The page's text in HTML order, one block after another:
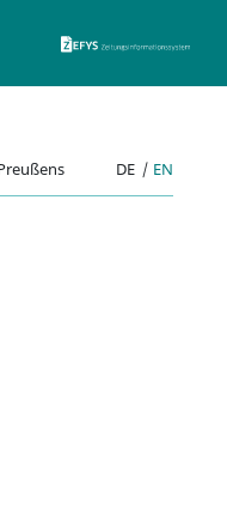
DE | EN